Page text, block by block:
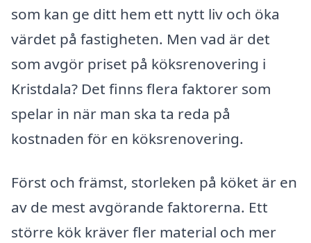
som kan ge ditt hem ett nytt liv och öka
värdet på fastigheten. Men vad är det
som avgör priset på köksrenovering i
Kristdala? Det finns flera faktorer som
spelar in när man ska ta reda på
kostnaden för en köksrenovering.
Först och främst, storleken på köket är en
av de mest avgörande faktorerna. Ett
större kök kräver fler material och mer